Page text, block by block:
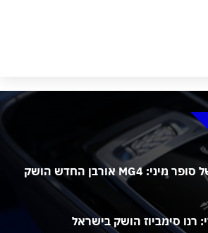
משפחתית במחיר של סופר מיני: MG4 אורבן החדש הושק
רנו סימביוז הושק בישראל